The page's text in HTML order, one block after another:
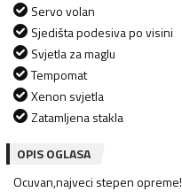
Servo volan
Sjedišta podesiva po visini
Svjetla za maglu
Tempomat
Xenon svjetla
Zatamljena stakla
OPIS OGLASA
Ocuvan,najveci stepen opreme!